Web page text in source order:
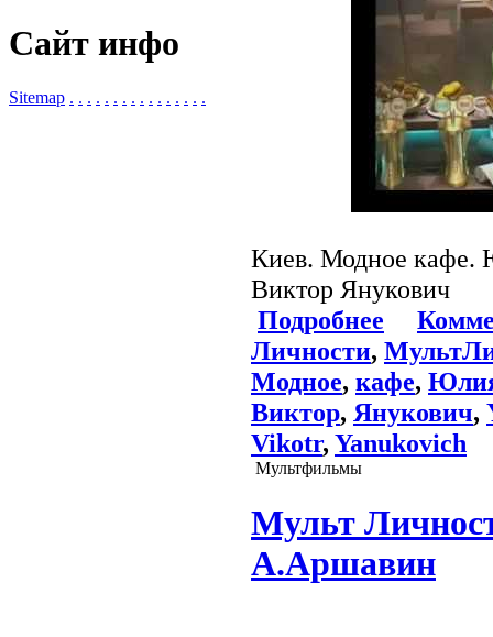
Сайт инфо
Sitemap . . . . . . . . . . . . . . . .
Киев. Модное кафе.
Виктор Янукович
Подробнее
Личности,
Модное, кафе,
Виктор, Янукович,
Vikotr, Yanukovich
Мультфильмы
Мульт
А.Аршавин